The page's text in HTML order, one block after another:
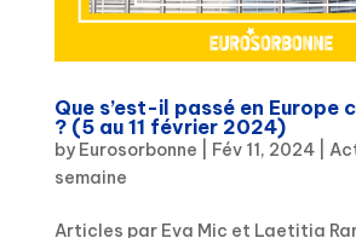
Que s’est-il passé en Europe
? (5 au 11 février 2024)
by Eurosorbonne Fév 11, 2024|
semaine
Articles par Eva Mic et Laetitia